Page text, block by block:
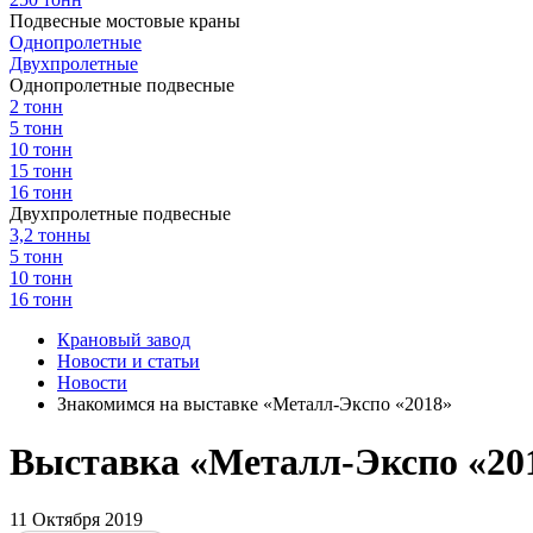
Подвесные мостовые краны
Однопролетные
Двухпролетные
Однопролетные подвесные
2 тонн
5 тонн
10 тонн
15 тонн
16 тонн
Двухпролетные подвесные
3,2 тонны
5 тонн
10 тонн
16 тонн
Крановый завод
Новости и статьи
Новости
Знакомимся на выставке «Металл-Экспо «2018»
Выставка «Металл-Экспо
11 Октября 2019